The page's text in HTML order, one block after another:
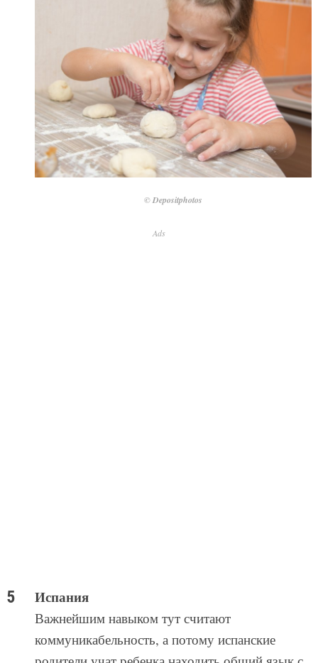
© Depositphotos
Ads
Испания
Важнейшим навыком тут считают
коммуникабельность, а потому испанские